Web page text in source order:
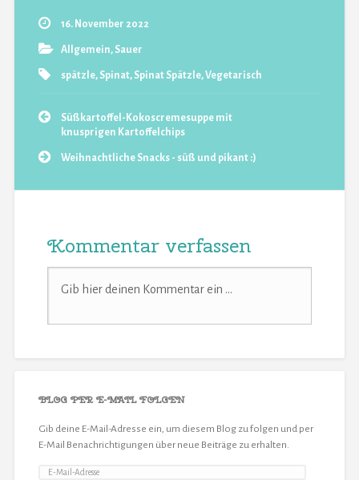
16. November 2022
Allgemein, Sauer
spätzle, Spinat, Spinat Spätzle,Vegetarisch
Süßkartoffel-Kokoscremesuppe mit
knusprigen Kartoffelchips
Weihnachtliche Snacks - süß und pikant :)
Kommentar verfassen
BLOG PER E-MAIL FOLGEN
Gib deine E-Mail-Adresse ein, um diesem Blog zu folgen und per
E-Mail Benachrichtigungen über neue Beiträge zu erhalten.